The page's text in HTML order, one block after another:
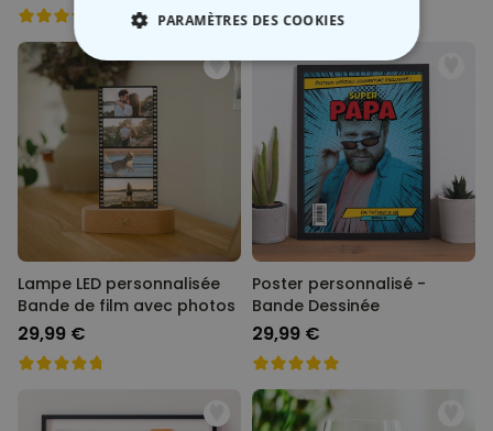
Lampe LED personnalisée
Bande de film avec photos
29,99 €
Poster personnalisé -
Bande Dessinée
29,99 €
PARAMÈTRES DES COOKIES
STRICTEMENT NÉCESSAIRE
PERFORMANCE
COMMERCIALISATION
NON CLASSÉ